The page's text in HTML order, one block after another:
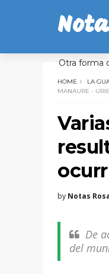
Otra forma
HOME LA
MANAURE -
by Notas
De
del